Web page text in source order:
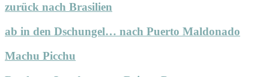
zurück nach Brasilien
ab in den Dschungel… nach Puerto Maldonado
Machu Picchu